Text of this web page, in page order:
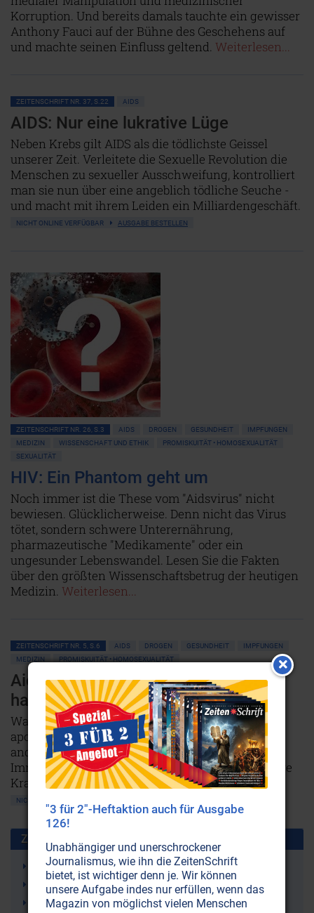
Korruption. Und bereits damals tauchte ein gewisser
Anthony Fauci auf der Bühne des Geschehens auf
und machte seinen Einfluss geltend. Weiterlesen...
ZEITENSCHRIFT NR. 37, S.22 AIDS
AIDS: Nur eine lukrative Lüge
Neben Krebs gilt AIDS als die tödlichste Geissel
unserer Zeit. Verleitete die Sexuelle Revolution die
Menschen zu sexueller Ausschweifung, kontrolliert
man sie nun über eine angeblich tödliche Seuche -
und macht mit ihrem Leiden ein Milliardengeschäft.
NICHT ONLINE VERFÜGBAR AUSGABE BESTELLEN
ZEITENSCHRIFT NR. 26, S.3 AIDS DROGEN GESUNDHEIT
IMPFUNGEN
MEDIZIN
WISSENSCHAFT UND ETHIK
PROMISKUITÄT • HOMOSEXUALITÄT
SEXUALITÄT
HIV: Ein Phantom geht um
Noch immer ist die These vom "Aidsvirus" nicht
bewiesen. Glücklicherweise. Denn nicht das Virus
tötet, sondern schwere Unterernährung,
pharmazeutische "Medikamente" oder ein
ungesunder Lebenswandel. Lesen Sie die Fakten
über den größten Wissenschaftsbetrug der heutigen
Medizin. Weiterlesen...
ZEITENSCHRIFT NR. 5, S.6 AIDS DROGEN GESUNDHEIT
IMPFUNGEN
MEDIZIN
PROMISKUITÄT • HOMOSEXUALITÄT
Aids: Die HIV-Lüge ist nicht mehr
haltbar
Was heute unter dem Begriff ‘Aids’ zu einem
apokalyptischen Reiter gemacht wird, ist nichts
anderes als der Zusammenbruch des
Immunsystems. Aids ist keine sexuell übertragbare
Krankheit - und das HIV ein Phantom.
NICHT ONLINE VERFÜGBAR
Zusammen benutzt mit:
Aids-Test
Medizin
HIV-positiv
"3 für 2"-Heftaktion auch für Ausgabe
126!
Unabhängiger und unerschrockener
Journalismus, wie ihn die ZeitenSchrift
bietet, ist wichtiger denn je. Wir können
unsere Aufgabe indes nur erfüllen, wenn das
Magazin von möglichst vielen Menschen